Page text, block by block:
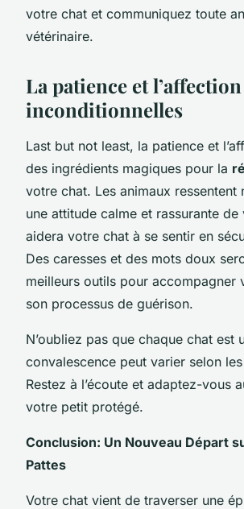
votre chat et communiquez toute
vétérinaire.
La patience et l’affection
inconditionnelles
Last but not least, la patience et
des ingrédients magiques pour la
votre chat. Les animaux ressentent
une attitude calme et rassurante
aidera votre chat à se sentir en
Des caresses et des mots doux
meilleurs outils pour accompagner
son processus de guérison.
N’oubliez pas que chaque chat est
convalescence peut varier selon
Restez à l’écoute et adaptez-vous
votre petit protégé.
Conclusion: Un Nouveau Départ
Pattes
Votre chat vient de traverser une